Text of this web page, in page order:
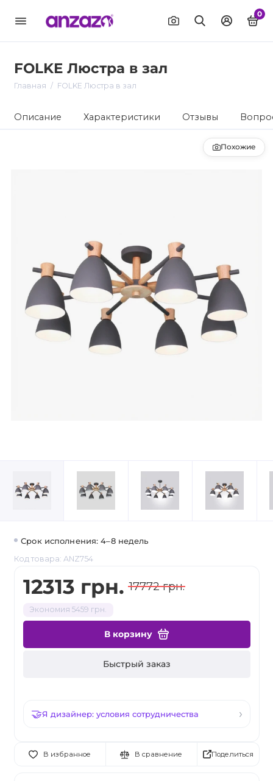
0
FOLKE Люстра в зал
Главная FOLKE Люстра в зал
Описание Характеристики Отзывы
Похожие
Срок исполнения: 4–8 недель
Код товара: ANZ754
12313 грн. 17772 грн.
Экономия 5459 грн.
В корзину
Быстрый заказ
Я дизайнер: условия сотрудничества
В избранное В сравнение Поделиться